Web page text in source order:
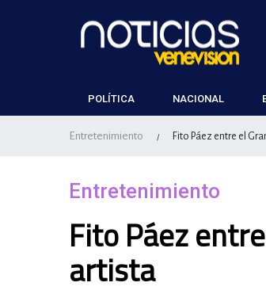
POLÍTICA NACIONAL
Entretenimiento / Fito Páez entre el
Entretenimiento
Fito Páez
artista